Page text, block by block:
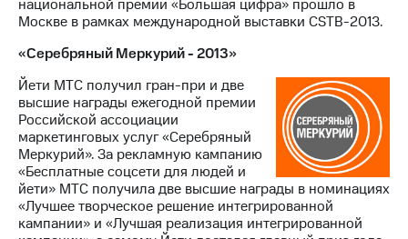
национальной премии «Большая цифра» прошло в
Москве в рамках международной выставки CSTB-2013.
«Серебряный Меркурий - 2013»
Йети МТС получил гран-при и две
высшие награды ежегодной премии
Российской ассоциации
маркетинговых услуг «Серебряный
Меркурий». За рекламную кампанию
«Бесплатные соцсети для людей и
йети» МТС получила две высшие награды в номинациях
«Лучшее творческое решение интегрированной
кампании» и «Лучшая реализация интегрированной